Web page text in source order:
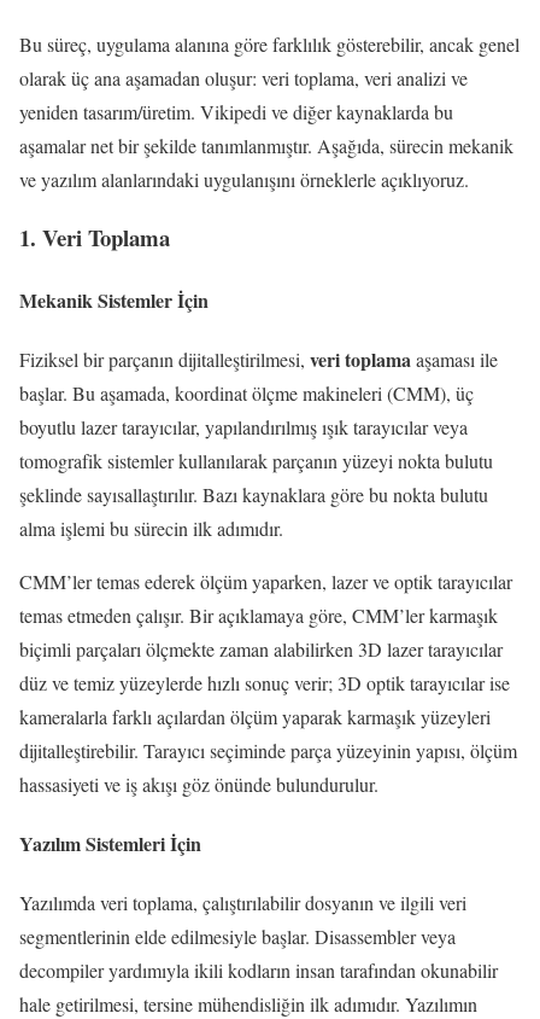
Bu süreç, uygulama alanına göre farklılık gösterebilir, ancak genel
olarak üç ana aşamadan oluşur: veri toplama, veri analizi ve
yeniden tasarım/üretim. Vikipedi ve diğer kaynaklarda bu
aşamalar net bir şekilde tanımlanmıştır. Aşağıda, sürecin mekanik
ve yazılım alanlarındaki uygulanışını örneklerle açıklıyoruz.
1. Veri Toplama
Mekanik Sistemler İçin
Fiziksel bir parçanın dijitalleştirilmesi, veri toplamaaşaması ile
başlar. Bu aşamada, koordinat ölçme makineleri (CMM), üç
boyutlu lazer tarayıcılar, yapılandırılmış ışık tarayıcılar veya
tomografik sistemler kullanılarak parçanın yüzeyi nokta bulutu
şeklinde sayısallaştırılır. Bazı kaynaklara göre bu nokta bulutu
alma işlemi bu sürecin ilk adımıdır.
CMM’ler temas ederek ölçüm yaparken, lazer ve optik tarayıcılar
temas etmeden çalışır. Bir açıklamaya göre, CMM’ler karmaşık
biçimli parçaları ölçmekte zaman alabilirken 3D lazer tarayıcılar
düz ve temiz yüzeylerde hızlı sonuç verir; 3D optik tarayıcılar ise
kameralarla farklı açılardan ölçüm yaparak karmaşık yüzeyleri
dijitalleştirebilir. Tarayıcı seçiminde parça yüzeyinin yapısı, ölçüm
hassasiyeti ve iş akışı göz önünde bulundurulur.
Yazılım Sistemleri İçin
Yazılımda veri toplama, çalıştırılabilir dosyanın ve ilgili veri
segmentlerinin elde edilmesiyle başlar. Disassembler veya
decompiler yardımıyla ikili kodların insan tarafından okunabilir
hale getirilmesi, tersine mühendisliğin ilk adımıdır. Yazılımın